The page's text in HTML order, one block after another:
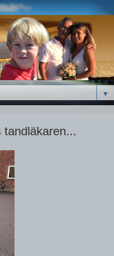
▼
tandläkaren...